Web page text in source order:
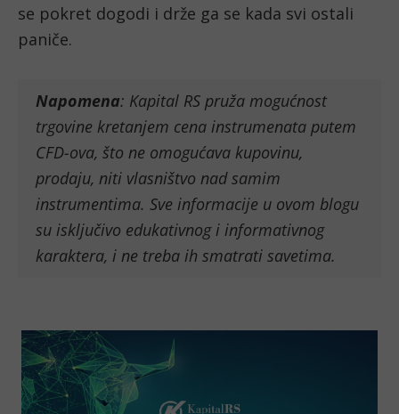
se pokret dogodi i drže ga se kada svi ostali
paniče.
Napomena: Kapital RS pruža mogućnost
trgovine kretanjem cena instrumenata putem
CFD-ova, što ne omogućava kupovinu,
prodaju, niti vlasništvo nad samim
instrumentima. Sve informacije u ovom blogu
su isključivo edukativnog i informativnog
karaktera, i ne treba ih smatrati savetima.